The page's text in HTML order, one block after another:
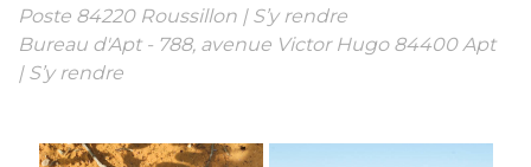
Poste 84220 Roussillon | S’y rendre
Bureau d'Apt - 788, avenue Victor Hugo 84400 Apt
| S’y rendre